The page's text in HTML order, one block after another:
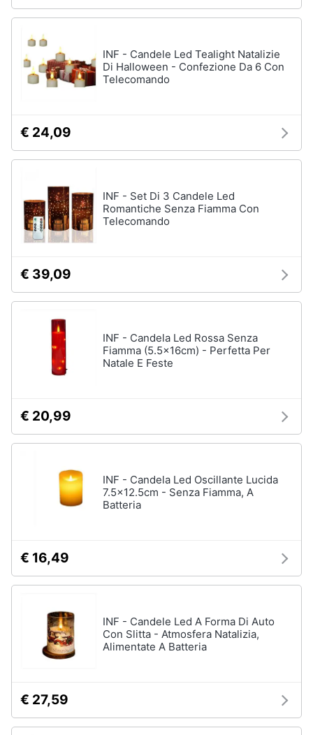
beauty
routine
Vedi
tutti
festa
della
mamma
amanti
della
moda
mamme
mamme
appassionate
di
Halloween
Zucca
Halloween
travestimenti
Costumi
Halloween
finte
Vedi
INF - Candele Led Tealight Natalizie
Di Halloween - Confezione Da 6 Con
Telecomando
€ 24,09
INF - Set Di 3 Candele Led
Romantiche Senza Fiamma Con
Telecomando
€ 39,09
INF - Candela Led Rossa Senza
Fiamma (5.5x16cm) - Perfetta Per
Natale E Feste
€ 20,99
INF - Candela Led Oscillante Lucida
7.5x12.5cm - Senza Fiamma, A
Batteria
€ 16,49
INF - Candele Led A Forma Di Auto
Con Slitta - Atmosfera Natalizia,
Alimentate A Batteria
€ 27,59